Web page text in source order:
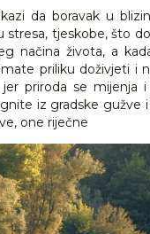
da boravak u
stresa, tjeskobe, što
načina života, a
priliku doživjeti i
priroda se mijenja
iz gradske gužve
one riječne